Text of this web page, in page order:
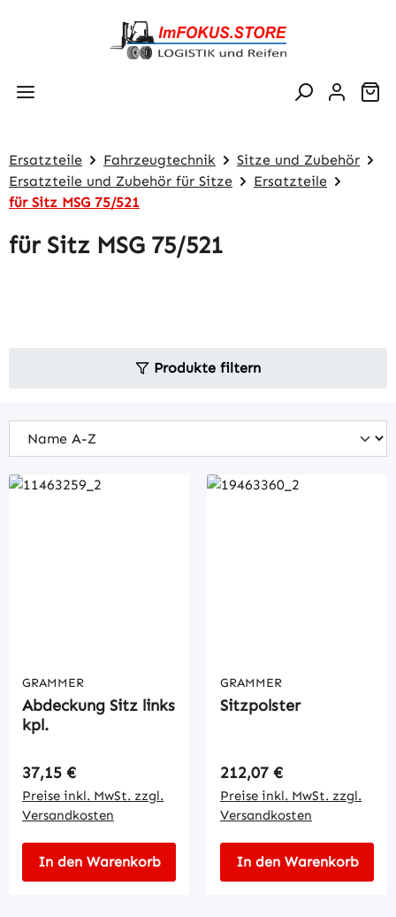
Zum Hauptinhalt springen
Ersatzteile Fahrzeugtechnik
Sitze und Zubehör
Ersatzteile und Zubehör für Sitze
Ersatzteile
für Sitz MSG 75/521
für Sitz MSG 75/521
Produkte filtern
GRAMMER
Abdeckung Sitz links
kpl.
Regulärer Preis:
37,15 €
Preise inkl. MwSt. zzgl.
Versandkosten
In den Warenkorb
GRAMMER
Sitzpolster
Regulärer Preis:
212,07 €
Preise inkl. MwSt. zzgl.
Versandkosten
In den Warenkorb